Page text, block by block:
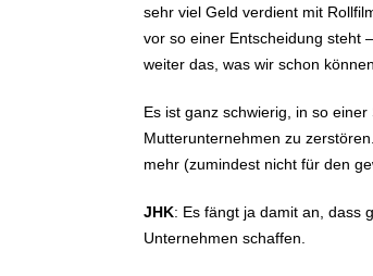
sehr viel Geld verdient mit
vor so einer Entscheidung steht
weiter das, was wir schon
Es ist ganz schwierig, in so
Mutterunternehmen zu
mehr (zumindest nicht für den
JHK: Es fängt ja damit an, dass
Unternehmen schaffen.